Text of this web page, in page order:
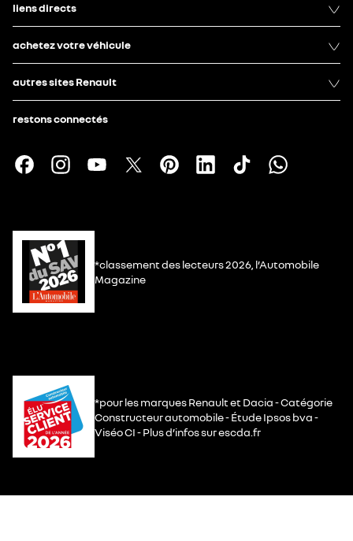
liens directs
achetez votre véhicule
autres sites Renault
restons connectés
*classement des lecteurs 2026, l’Automobile
Magazine
*pour les marques Renault et Dacia - Catégorie
Constructeur automobile - Étude Ipsos bva -
Viséo CI - Plus d’infos sur escda.fr